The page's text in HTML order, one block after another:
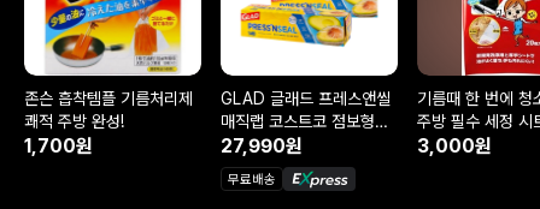
존슨 흡착템플 기름처리제
쾌적 주방 완성!
1,700원
GLAD 글래드 프레스앤씰
매직랩 코스트코 점보형
43.4m
27,990원
무료배송
기름때 한 번에 청
주방 필수 세정 시
3,000원